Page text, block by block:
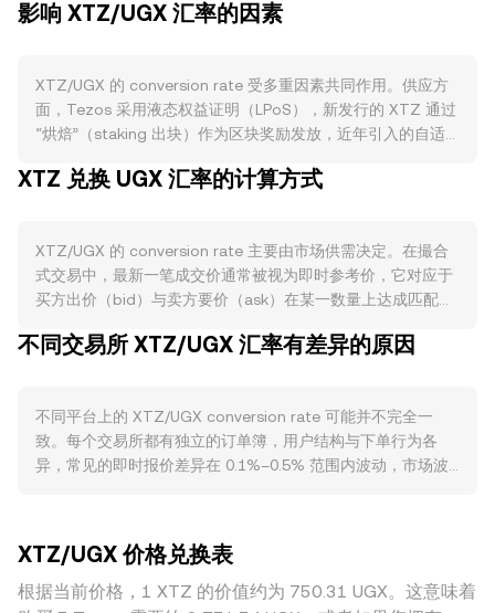
影响 XTZ/UGX 汇率的因素
XTZ/UGX 的 conversion rate 受多重因素共同作用。供应方
面，Tezos 采用液态权益证明（LPoS），新发行的 XTZ 通过
“烘焙”（staking 出块）作为区块奖励发放，近年引入的自适
范围内动态调整通胀，影响流通增速。XTZ 并无类似比特币的
期抛压。少量代币会因地址清理、链上误操作或网络治理中的
特殊安排被销毁，尽管规模通常不大，也会对净供给产生边际
影响。需求方面，Tezos 的智能合约与 NFT 生态（如
上艺术和游戏应用的活跃度、手续费变动以及 Layer 2（如
XTZ 与比特币往往呈正相关，BTC 的单边波动经常主导加密
板块的短线方向；同时，UGX 的强弱、全球利率与风险偏好切
换也会传导至该币对，风险偏好回落或避险升温时，XTZ 相对
架的落地，都会改变合规成本与场外流入，进而反馈到现货与
衍生品价格。技术性因素上，XTZ 永续合约的资金费率正负变
动、季度合约的交割与期权到期常带来短期波动；大型地址
XTZ 兑换 UGX 汇率的计算方式
XTZ/UGX 的 conversion rate 主要由市场供需决定。在撮合
式交易中，最新一笔成交价通常被视为即时参考价，它对应于
买方出价（bid）与卖方要价（ask）在某一数量上达成匹配的
（spread），两者的平均值可视作中间价（mid-price），反
Volume_i) / Σ Volume_i，即按各平台成交量权重对价格进行
加权，使大成交量场所对总体价格影响更大。在进行简单换算
时，可采用 UGX Value = XTZ Amount × rate，以及 XTZ
去中心化交易平台也提供 XTZ 的链上流动性，若基于自动做
市商（AMM），其资金池遵循 x × y = k 的恒定乘积公式，其
中 x、y 分别为池中两种资产的储备，瞬时价格近似为 y/x。当
不同交易所 XTZ/UGX 汇率有差异的原因
不同平台上的 XTZ/UGX conversion rate 可能并不完全一
致。每个交易所都有独立的订单簿，用户结构与下单行为各
异，常见的即时报价差异在 0.1%–0.5% 范围内波动，市场波
兴平台，薄弱的挂单深度会放大短期偏离。地域与监管差异也
会带来溢价或折价：例如，对 PoS 代币合规要求的差异、法币
XTZ/UGX 价格兑换表
根据当前价格，1 XTZ 的价值约为 750.31 UGX。这意味着